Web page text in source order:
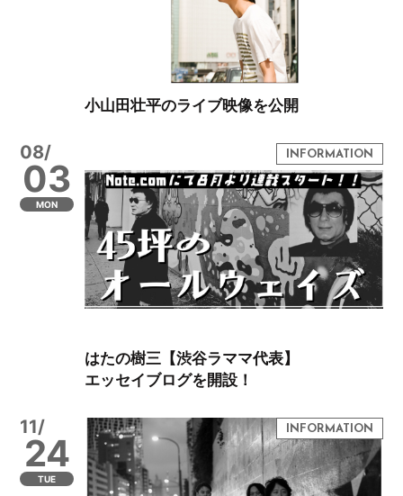
小山田壮平のライブ映像を公開
08/
03
MON
はたの樹三【渋谷ラママ代表】
エッセイブログを開設！
11/
24
TUE